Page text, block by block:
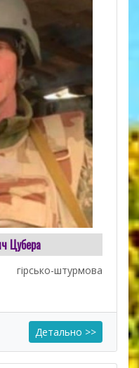
Цубера
штурмова
Детально >>